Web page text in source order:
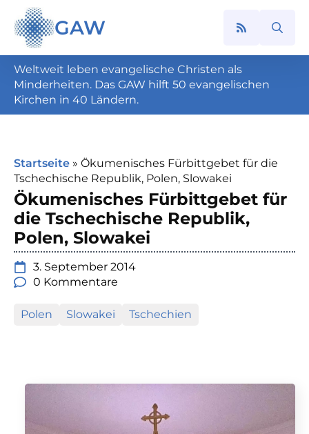
GAW
Search
Weltweit leben evangelische Christen als
Minderheiten. Das GAW hilft 50 evangelischen
Kirchen in 40 Ländern.
Startseite » Ökumenisches Fürbittgebet für die
Tschechische Republik, Polen, Slowakei
Ökumenisches Fürbittgebet für
die Tschechische Republik,
Polen, Slowakei
3. September 2014
0 Kommentare
Polen Slowakei Tschechien